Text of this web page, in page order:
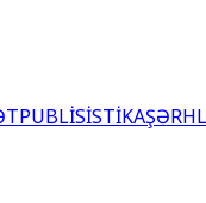
PUBLİSİSTİKA